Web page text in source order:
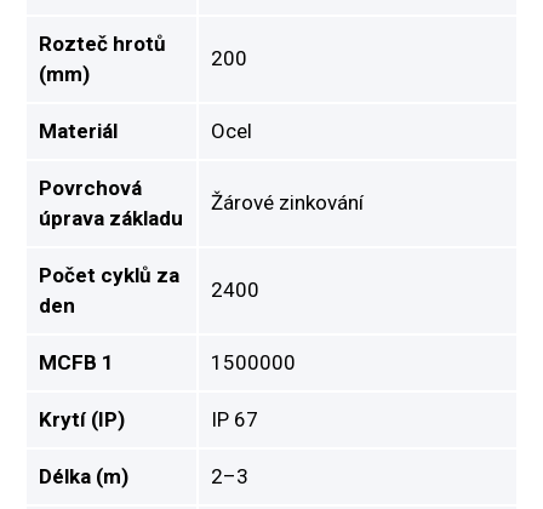
Rozteč hrotů
(mm)
200
Materiál Ocel
Povrchová
úprava základu
Žárové zinkování
Počet cyklů za
den
2400
MCFB 1 1500000
Krytí (IP) IP 67
Délka (m) 2–3